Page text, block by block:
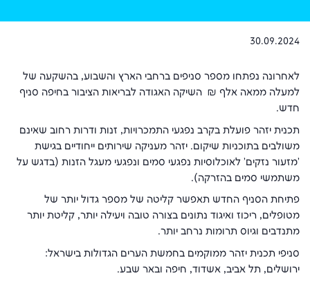
30.09.2024
לאחרונה נפתחו מספר סניפים ברחבי הארץ והשבוע, בהשקעה של
למעלה ממאה אלף ₪ השיקה האגודה לבריאות הציבור בחיפה סניף
חדש.
תכנית יזהר פועלת בקרב נפגעי התמכרויות, זנות ודרות רחוב שאינם
משולבים בתוכניות שיקום. יזהר מעניקה שירותים ייחודיים בגישת
'מזעור נזקים' לאוכלוסיות נפגעי סמים ונפגעי מעגל הזנות (בדגש על
משתמשי סמים בהזרקה).
פתיחת הסניף החדש תאפשר קליטה של מספר גדול יותר של
מטופלים, ריכוז ואיגוד נתונים בצורה טובה ויעילה יותר, קליטת יותר
מתנדבים וגיוס תרומות נרחב יותר.
סניפי תכנית יזהר ממוקמים בחמשת הערים הגדולות בישראל:
ירושלים, תל אביב, אשדוד, חיפה ובאר שבע.